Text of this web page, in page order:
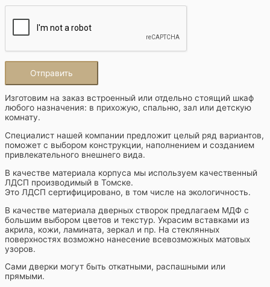
Изготовим на заказ встроенный или отдельно стоящий шкаф
любого назначения: в прихожую, спальню, зал или детскую
комнату.
Специалист нашей компании предложит целый ряд вариантов,
поможет с выбором конструкции, наполнением и созданием
привлекательного внешнего вида.
В качестве материала корпуса мы используем качественный
ЛДСП производимый в Томске.
Это ЛДСП сертифицировано, в том числе на экологичность.
В качестве материала дверных створок предлагаем МДФ с
большим выбором цветов и текстур. Украсим вставками из
акрила, кожи, ламината, зеркал и пр. На стеклянных
поверхностях возможно нанесение всевозможных матовых
узоров.
Сами дверки могут быть откатными, распашными или
прямыми.